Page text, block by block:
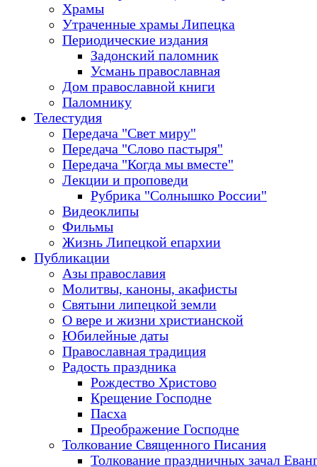
Храмы
Утраченные храмы Липецка
Периодические издания
Задонский паломник
Усмань православная
Дом православной книги
Паломнику
Телестудия
Передача "Свет миру"
Передача "Слово пастыря"
Передача "Когда мы вместе"
Лекции и проповеди
Рубрика "Солнышко России"
Видеоклипы
Фильмы
Жизнь Липецкой епархии
Публикации
Азы православия
Молитвы, каноны, акафисты
Святыни липецкой земли
О вере и жизни христианской
Юбилейные даты
Православная традиция
Радость праздника
Рождество Христово
Крещение Господне
Пасха
Преображение Господне
Толкование Священного Писания
Толкование праздничных зачал